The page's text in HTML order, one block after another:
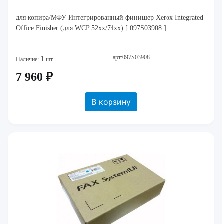
для копира/МФУ Интегрированный финишер Xerox Integrated
Office Finisher (для WCP 52xx/74xx) [ 097S03908 ]
Наличие: 1 шт. арт:097S03908
7 960 ₽
В корзину